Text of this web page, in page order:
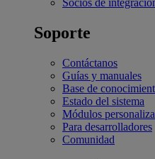
Socios de
Soporte
Contáctanos
Guías y manuales
Base de
Estado del sistema
Módulos
Para desarrolladores
Comunidad